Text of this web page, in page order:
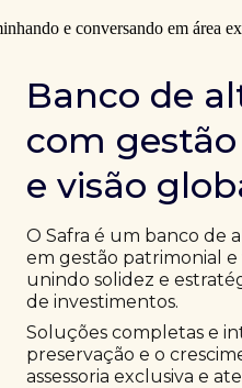
Banco de
com
e visão
O Safra é um banco de
em gestão patrimonial
unindo solidez e
de investimentos.
Soluções completas e
preservação e o
assessoria exclusiva e